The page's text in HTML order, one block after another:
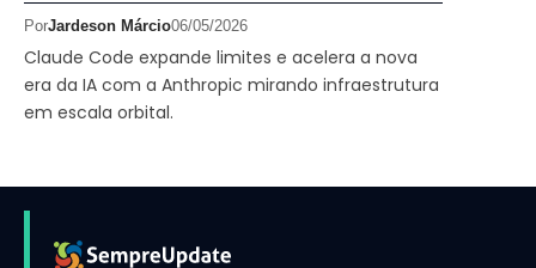
PorJardeson Márcio06/05/2026
Claude Code expande limites e acelera a nova
era da IA com a Anthropic mirando infraestrutura
em escala orbital.